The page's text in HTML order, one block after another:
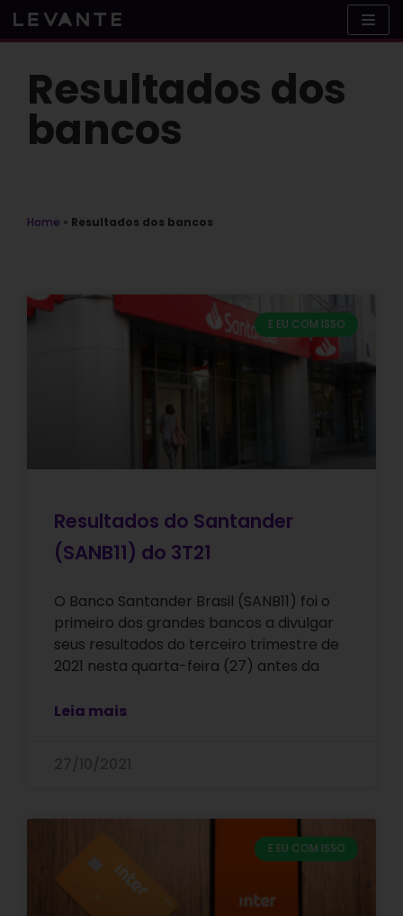
Skip
to
Resultados dos
bancos
Home » Resultados dos bancos
E EU COM ISSO
Resultados do Santander
(SANB11) do 3T21
O Banco Santander Brasil (SANB11) foi o
primeiro dos grandes bancos a divulgar
seus resultados do terceiro trimestre de
2021 nesta quarta-feira (27) antes da
Leia mais
E EU COM ISSO